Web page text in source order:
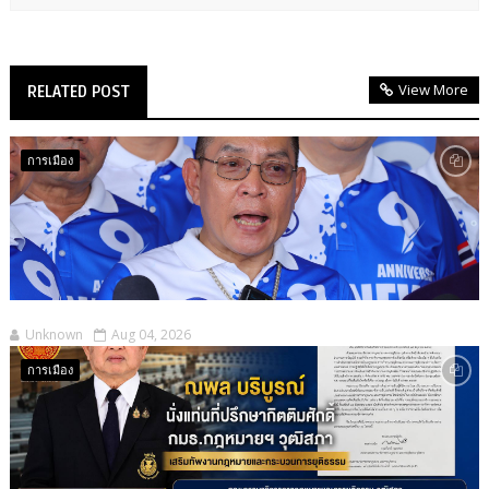
RELATED POST View More
การเมือง
Unknown Aug 04, 2026
การเมือง